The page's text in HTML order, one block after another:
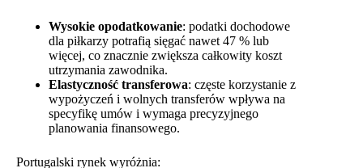
Wysokie opodatkowanie: podatki dochodowe
dla piłkarzy potrafią sięgać nawet 47 % lub
więcej, co znacznie zwiększa całkowity koszt
utrzymania zawodnika.
Elastyczność transferowa: częste korzystanie z
wypożyczeń i wolnych transferów wpływa na
specyfikę umów i wymaga precyzyjnego
planowania finansowego.
Portugalski rynek wyróżnia: